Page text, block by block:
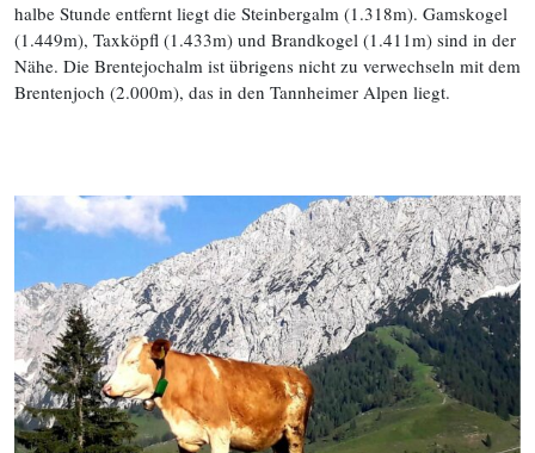
halbe Stunde entfernt liegt die Steinbergalm (1.318m). Gamskogel
(1.449m), Taxköpfl (1.433m) und Brandkogel (1.411m) sind in der
Nähe. Die Brentejochalm ist übrigens nicht zu verwechseln mit dem
Brentenjoch (2.000m), das in den Tannheimer Alpen liegt.